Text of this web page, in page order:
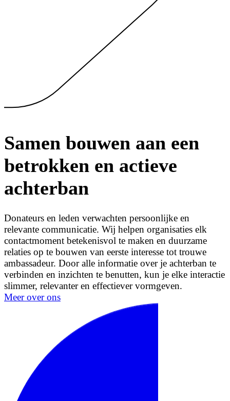
Samen bouwen aan een
betrokken en actieve
achterban
Donateurs en leden verwachten persoonlijke en
relevante communicatie. Wij helpen organisaties elk
contactmoment betekenisvol te maken en duurzame
relaties op te bouwen van eerste interesse tot trouwe
ambassadeur. Door alle informatie over je achterban te
verbinden en inzichten te benutten, kun je elke interactie
slimmer, relevanter en effectiever vormgeven.
Meer over ons